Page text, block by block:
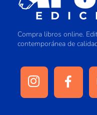
Compra libros online.
contemporánea de